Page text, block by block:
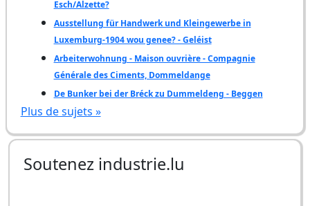
Esch/Alzette?
Ausstellung für Handwerk und Kleingewerbe in
Luxemburg-1904 wou genee? - Geléist
Arbeiterwohnung - Maison ouvrière - Compagnie
Générale des Ciments, Dommeldange
De Bunker bei der Bréck zu Dummeldeng - Beggen
Plus de sujets »
Soutenez industrie.lu